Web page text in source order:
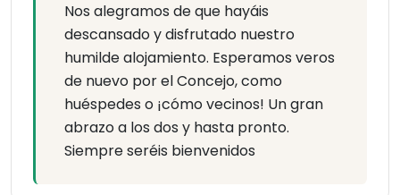
Nos alegramos de que hayáis
descansado y disfrutado nuestro
humilde alojamiento. Esperamos veros
de nuevo por el Concejo, como
huéspedes o ¡cómo vecinos! Un gran
abrazo a los dos y hasta pronto.
Siempre seréis bienvenidos